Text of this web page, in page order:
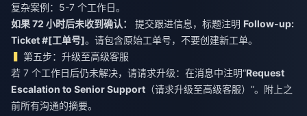
复杂案例：5-7 个工作日。
如果 72 小时后未收到确认：
提交跟进信息，标题注明 Follow-up:
Ticket #[工单号]。请包含原始工单号，不要创建新工单。
第五步：升级至高级客服
若 7 个工作日后仍未解决，请请求升级：在消息中注明“Request
Escalation to Senior Support （请求升级至高级客服）”。附上之
前所有沟通的摘要。